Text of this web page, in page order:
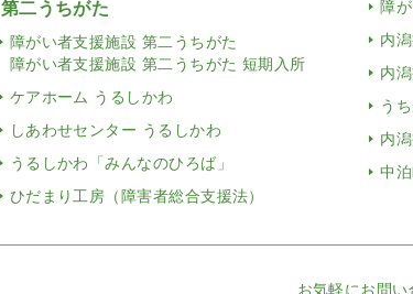
第二うちがた
障がい者支援施設 第二うちがた
障がい者支援施設 第二うちがた 短期入所
ケアホーム うるしかわ
しあわせセンター うるしかわ
うるしかわ「みんなのひろば」
ひだまり工房（障害者総合支援法）
障
内
内
う
内
中
お気軽にお問